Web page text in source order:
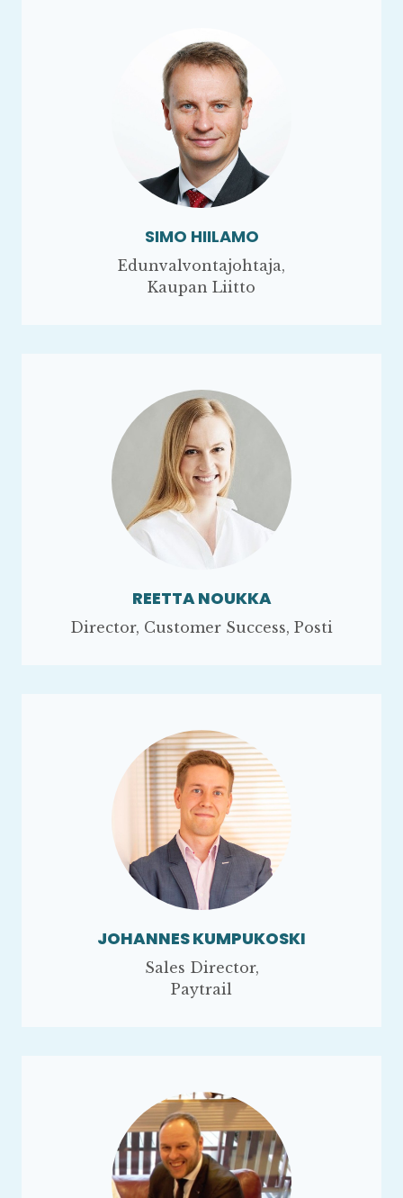
SIMO HIILAMO
Edunvalvontajohtaja,
Kaupan Liitto
REETTA NOUKKA
Director, Customer Success, Posti
JOHANNES KUMPUKOSKI
Sales Director,
Paytrail